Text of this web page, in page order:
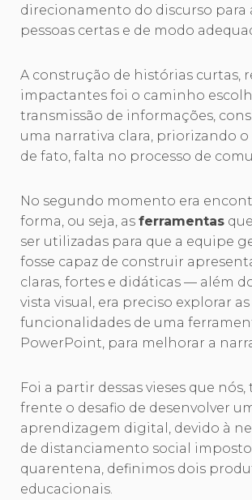
direcionamento do discurso para
pessoas certas e de modo
A construção de histórias curtas,
impactantes foi o caminho
transmissão de informações,
uma narrativa clara, priorizando o
de fato, falta no processo de
No segundo momento era
forma, ou seja, as ferramentas
ser utilizadas para que a equipe
fosse capaz de construir
claras, fortes e didáticas — além
vista visual, era preciso explorar as
funcionalidades de uma
PowerPoint, para melhorar a
Foi a partir dessas vieses que nós,
frente o desafio de desenvolver
aprendizagem digital, devido à
de distanciamento social
quarentena, definimos dois
educacionais.